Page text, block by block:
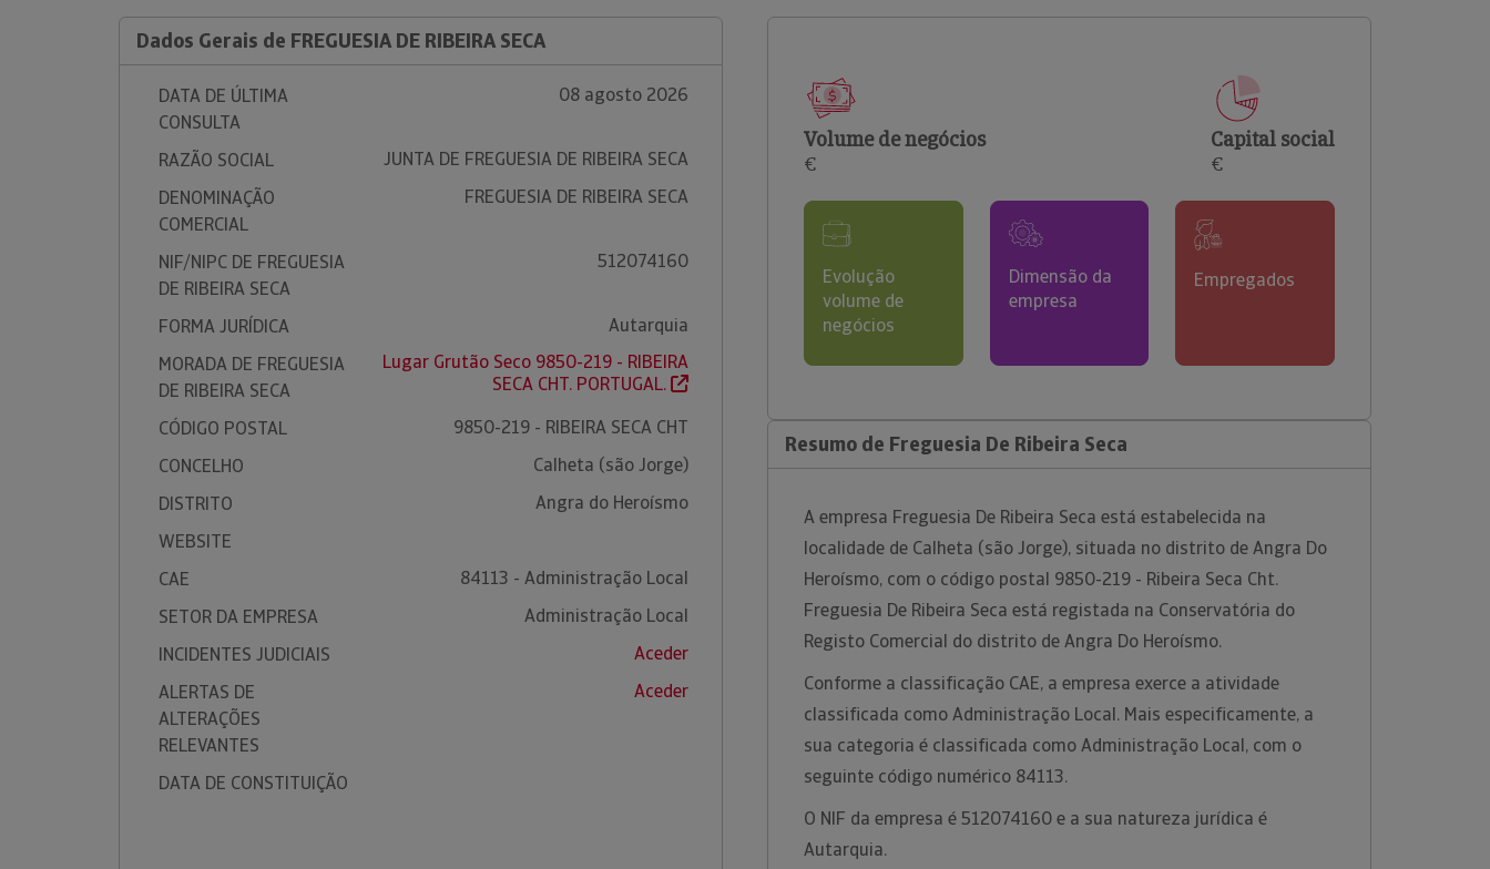
comerciais e analisar o risco de incumprimento dos
Dados Gerais de FREGUESIA DE RIBEIRA SECA
DATA DE ÚLTIMA
CONSULTA
08 agosto 2026
RAZÃO SOCIAL
JUNTA DE FREGUESIA DE RIBEIRA SECA
DENOMINAÇÃO
COMERCIAL
FREGUESIA DE RIBEIRA SECA
NIF/NIPC DE FREGUESIA
DE RIBEIRA SECA
512074160
FORMA JURÍDICA
Autarquia
MORADA DE FREGUESIA
DE RIBEIRA SECA
Lugar Grutão Seco 9850-219 - RIBEIRA
SECA CHT. PORTUGAL.
CÓDIGO POSTAL
9850-219 - RIBEIRA SECA CHT
CONCELHO
Calheta (são Jorge)
DISTRITO
Angra do Heroísmo
WEBSITE
CAE
84113 - Administração Local
SETOR DA EMPRESA
Administração Local
INCIDENTES JUDICIAIS
Aceder
ALERTAS DE
ALTERAÇÕES
RELEVANTES
Aceder
DATA DE CONSTITUIÇÃO
Volume de negócios
€
Capital social
€
Evolução
volume de
negócios
Dimensão da
empresa
Empregados
Resumo de Freguesia De Ribeira Seca
A empresa Freguesia De Ribeira Seca está estabelecida na
localidade de Calheta (são Jorge), situada no distrito de Angra Do
Heroísmo, com o código postal 9850-219 - Ribeira Seca Cht.
Freguesia De Ribeira Seca está registada na Conservatória do
Registo Comercial do distrito de Angra Do Heroísmo.
Conforme a classificação CAE, a empresa exerce a atividade
classificada como Administração Local. Mais especificamente, a
sua categoria é classificada como Administração Local, com o
seguinte código numérico 84113.
O NIF da empresa é 512074160 e a sua natureza jurídica é
Autarquia.